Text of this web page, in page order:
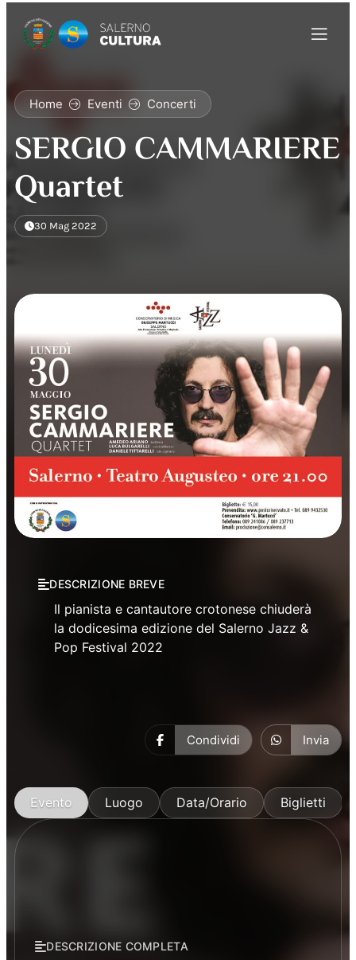
Home Eventi Concerti
SERGIO CAMMARIERE
Quartet
30 Mag 2022
DESCRIZIONE BREVE
Il pianista e cantautore crotonese chiuderà
la dodicesima edizione del Salerno Jazz &
Pop Festival 2022
Condividi Invia
Evento Luogo Data/Orario Biglietti
DESCRIZIONE COMPLETA